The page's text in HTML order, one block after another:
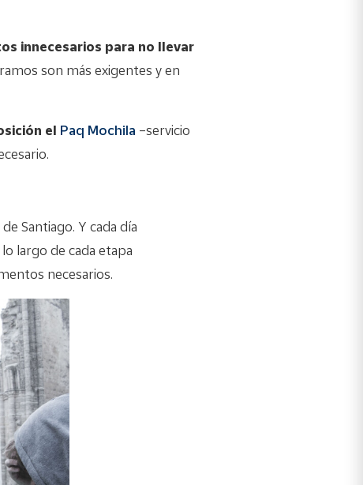
innecesarios para no llevar
son más exigentes y en
el Paq Mochila –servicio
Santiago. Y cada día
largo de cada etapa
necesarios.